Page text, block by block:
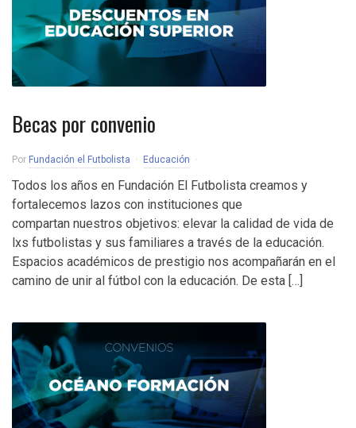
Becas por convenio
Por Fundación el Futbolista Educación
Todos los años en Fundación El Futbolista creamos y
fortalecemos lazos con instituciones que
compartan nuestros objetivos: elevar la calidad de vida de
lxs futbolistas y sus familiares a través de la educación.
Espacios académicos de prestigio nos acompañarán en el
camino de unir al fútbol con la educación. De esta […]